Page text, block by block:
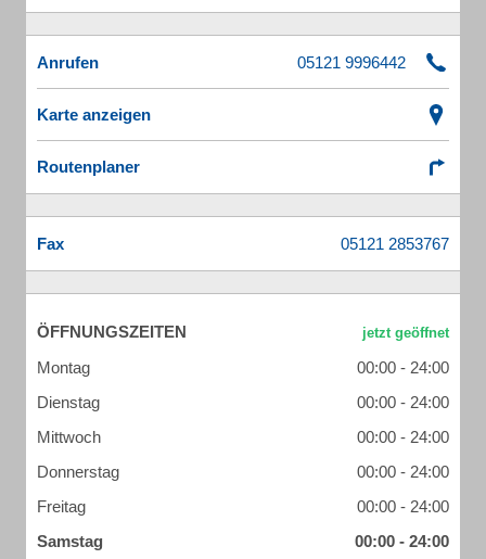
Anrufen
Karte anzeigen
Routenplaner
Fax
ÖFFNUNGSZEITEN
Montag
00:00 - 24:00
Dienstag
00:00 - 24:00
Mittwoch
00:00 - 24:00
Donnerstag
00:00 - 24:00
Freitag
00:00 - 24:00
Samstag
00:00 - 24:00